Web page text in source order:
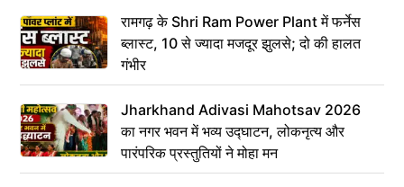
रामगढ़ के Shri Ram Power Plant में फर्नेस
ब्लास्ट, 10 से ज्यादा मजदूर झुलसे; दो की हालत
गंभीर
Jharkhand Adivasi Mahotsav 2026
का नगर भवन में भव्य उद्घाटन, लोकनृत्य और
पारंपरिक प्रस्तुतियों ने मोहा मन